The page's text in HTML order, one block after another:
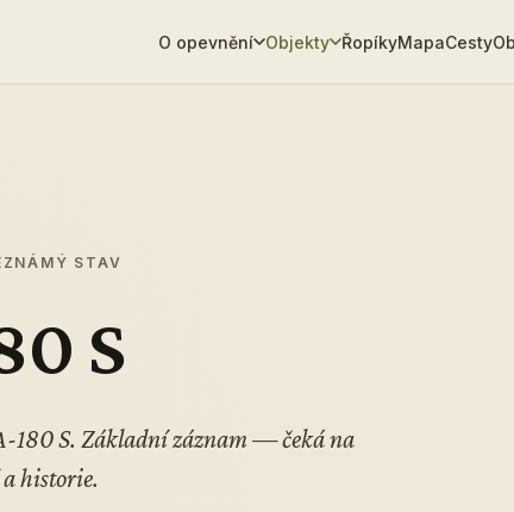
O opevnění Objekty ŘopíkyMapaCesty
STAV
S
180 S. Základní záznam — čeká na
historie.